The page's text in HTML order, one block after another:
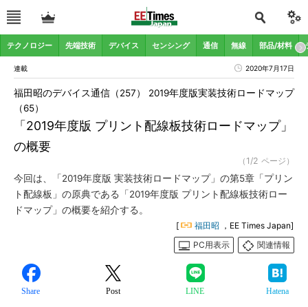
テクノロジー 先端技術 デバイス センシング 通信 無線 部品/材料
連載 2020年7月17日
「2019年度版 プリント配線板技術ロードマップ」
の概要
福田昭のデバイス通信（257） 2019年度版実装技術ロードマップ
（65）
（1/2 ページ）
今回は、「2019年度版 実装技術ロードマップ」の第5章「プリン
ト配線板」の原典である「2019年度版 プリント配線板技術ロー
ドマップ」の概要を紹介する。
[ 福田昭 ，EE Times Japan]
PC用表示
関連情報
Share Post LINE Hatena